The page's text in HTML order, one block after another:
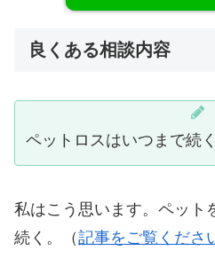
良くある相談内容
ペットロスはいつまで続
私はこう思います。ペット
続く。（記事をご覧くださ